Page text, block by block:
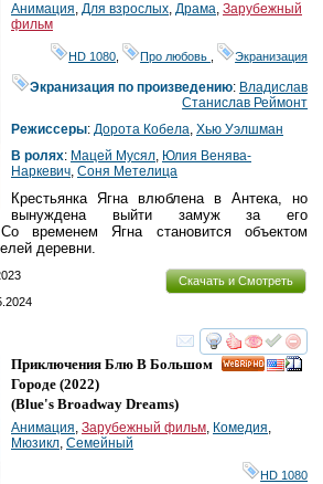
Анимация, Для взрослых, Драма, Зарубежный
фильм
HD 1080 Про любовь Экранизация
Экранизация по произведению: Владислав
Станислав Реймонт
Режиссеры: Дорота Кобела, Хью Уэлшман
В ролях: Мацей Мусял, Юлия Венява-
Наркевич, Соня Метелица
Крестьянка Ягна влюблена в Антека, но
вынуждена выйти замуж за его
Со временем Ягна становится объектом
деревни.
Скачать и Смотреть
смотреть
Приключения Блю В Большом
Городе (2022)
(Blue's Broadway Dreams)
Анимация, Зарубежный фильм, Комедия,
Мюзикл, Семейный
HD 1080